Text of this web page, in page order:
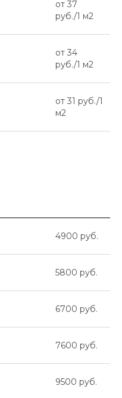
от 37
руб./1 м2
от 34
руб./1 м2
от 31 руб./1
м2
4900 руб.
5800 руб.
6700 руб.
7600 руб.
9500 руб.